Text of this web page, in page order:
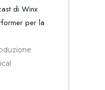
di Winx
per la